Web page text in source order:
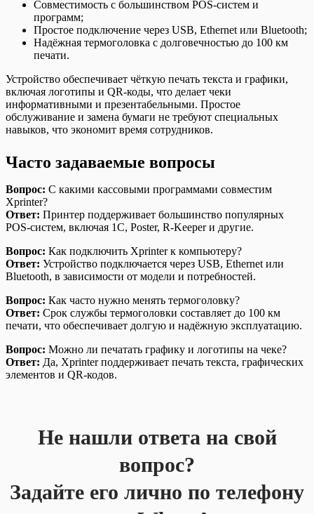
Совместимость с большинством POS-систем и
программ;
Простое подключение через USB, Ethernet или Bluetooth;
Надёжная термоголовка с долговечностью до 100 км
печати.
Устройство обеспечивает чёткую печать текста и графики,
включая логотипы и QR-коды, что делает чеки
информативными и презентабельными. Простое
обслуживание и замена бумаги не требуют специальных
навыков, что экономит время сотрудников.
Часто задаваемые вопросы
Вопрос: С какими кассовыми программами совместим
Xprinter?
Ответ: Принтер поддерживает большинство популярных
POS-систем, включая 1С, Poster, R-Keeper и другие.
Вопрос: Как подключить Xprinter к компьютеру?
Ответ: Устройство подключается через USB, Ethernet или
Bluetooth, в зависимости от модели и потребностей.
Вопрос: Как часто нужно менять термоголовку?
Ответ: Срок службы термоголовки составляет до 100 км
печати, что обеспечивает долгую и надёжную эксплуатацию.
Вопрос: Можно ли печатать графику и логотипы на чеке?
Ответ: Да, Xprinter поддерживает печать текста, графических
элементов и QR-кодов.
Не нашли ответа на свой
вопрос?
Задайте его лично по телефону